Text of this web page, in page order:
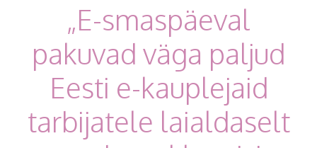
„E-smaspäeval
pakuvad väga paljud
Eesti e-kauplejaid
tarbijatele laialdaselt